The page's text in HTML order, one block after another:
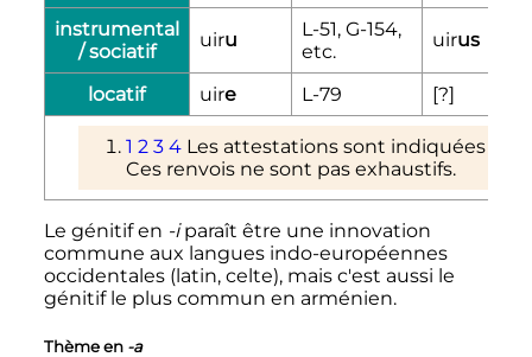
instrumental
/ sociatif
uiru
L-51, G-154,
etc.
uirus
locatif uire L-79 [?]
1 2 3 4 Les attestations sont indiquées par
Ces renvois ne sont pas exhaustifs.
Le génitif en -iparaît être une innovation
commune aux langues indo-européennes
occidentales (latin, celte), mais c'est aussi le
génitif le plus commun en arménien.
Thème en -a